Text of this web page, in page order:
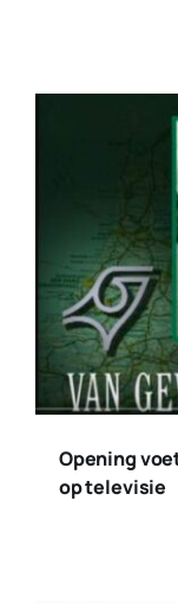
Opening
op televisie